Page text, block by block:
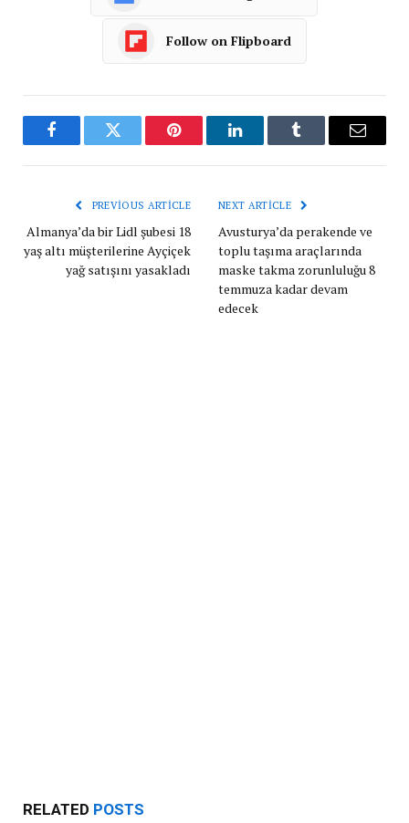
Follow on Flipboard
FacebookTwitter Pinterest LinkedInTumblr Email
PREVIOUS ARTICLE
Almanya’da bir Lidl şubesi 18
yaş altı müşterilerine Ayçiçek
yağ satışını yasakladı
NEXT ARTICLE
Avusturya’da perakende ve
toplu taşıma araçlarında
maske takma zorunluluğu 8
temmuza kadar devam
edecek
RELATED POSTS